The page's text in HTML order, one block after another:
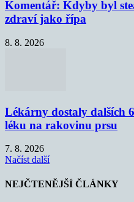
Komentář: Kdyby byl
zdraví jako řípa
8. 8. 2026
Lékárny dostaly dalších
léku na rakovinu prsu
7. 8. 2026
Načíst další
NEJČTENĚJŠÍ ČLÁNKY